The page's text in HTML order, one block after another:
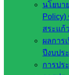
นโยบา
สระแก้
ผลการ
ปีงบปร
การปร
กระทรวง
ศึกษาธิการ
กระทรวง
การ
อุดมศึกษา
สำนักงาน